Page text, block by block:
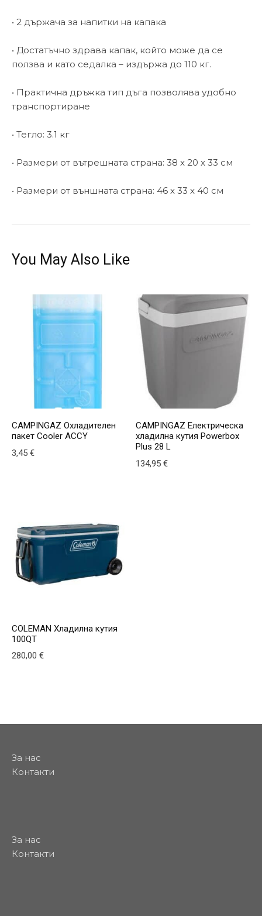
• 2 държача за напитки на капака
• Достатъчно здрава капак, който може да се
ползва и като седалка – издържа до 110 кг.
• Практична дръжка тип дъга позволява удобно
транспортиране
• Тегло: 3.1 кг
• Размери от вътрешната страна: 38 x 20 x 33 cм
• Размери от външната страна: 46 x 33 x 40 см
You May Also Like
CAMPINGAZ Охладителен
пакет Cooler ACCY
3,45 €
CAMPINGAZ Електрическа
хладилна кутия Powerbox
Plus 28 L
134,95€
COLEMAN Хладилна кутия
100QT
280,00 €
За нас
Контакти
За нас
Контакти